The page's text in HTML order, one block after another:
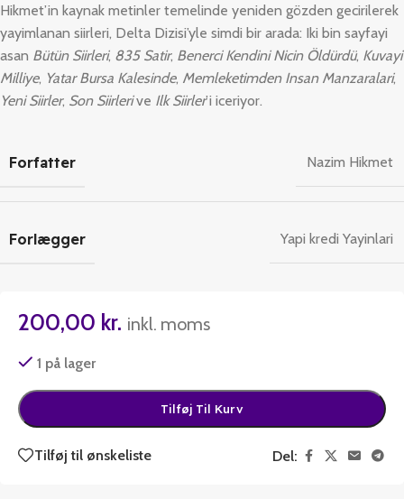
Hikmet’in kaynak metinler temelinde yeniden gözden gecirilerek
yayimlanan siirleri, Delta Dizisi’yle simdi bir arada: Iki bin sayfayi
asan Bütün Siirleri, 835 Satir, Benerci Kendini Nicin Öldürdü, Kuvayi
Milliye, Yatar Bursa Kalesinde, Memleketimden Insan Manzaralari,
Yeni Siirler, Son Siirlerive Ilk Siirler’i iceriyor.
Forfatter Nazim Hikmet
Forlægger Yapi kredi Yayinlari
200,00 kr. inkl. moms
1 på lager
Tilføj Til Kurv
Tilføj til ønskeliste Del: